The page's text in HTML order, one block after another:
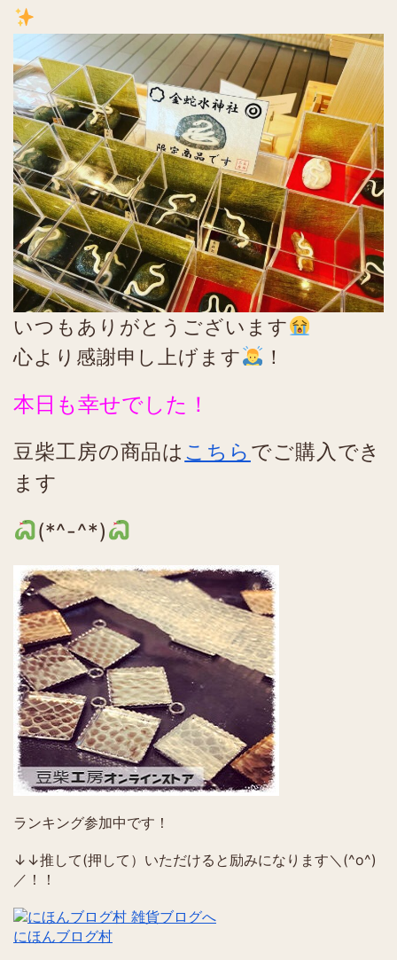
いつもありがとうございます
心より感謝申し上げます
！
本日も幸せでした！
豆柴工房の商品は こちら でご購入でき
ます
(*^-^*)
ランキング参加中です！
↓↓推して(押して）いただけると励みになります＼(^o^)
／！！
にほんブログ村